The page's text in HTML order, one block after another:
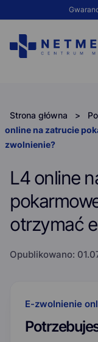
Strona główna >
online na zatrucie
zwolnienie?
L4 online
otrzymać
Opublikowano:
E-zwolnienie